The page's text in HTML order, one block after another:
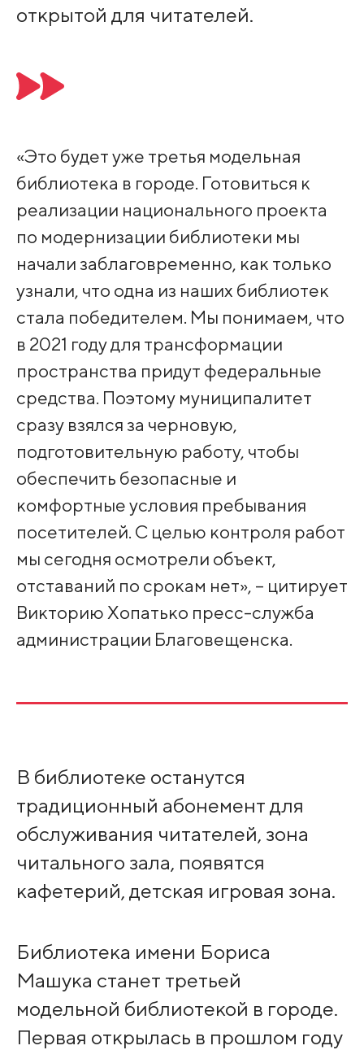
открытой для читателей.
«Это будет уже третья модельная
библиотека в городе. Готовиться к
реализации национального проекта
по модернизации библиотеки мы
начали заблаговременно, как только
узнали, что одна из наших библиотек
стала победителем. Мы понимаем, что
в 2021 году для трансформации
пространства придут федеральные
средства. Поэтому муниципалитет
сразу взялся за черновую,
подготовительную работу, чтобы
обеспечить безопасные и
комфортные условия пребывания
посетителей. С целью контроля работ
мы сегодня осмотрели объект,
отставаний по срокам нет», – цитирует
Викторию Хопатько пресс-служба
администрации Благовещенска.
В библиотеке останутся
традиционный абонемент для
обслуживания читателей, зона
читального зала, появятся
кафетерий, детская игровая зона.
Библиотека имени Бориса
Машука станет третьей
модельной библиотекой в городе.
Первая открылась в прошлом году